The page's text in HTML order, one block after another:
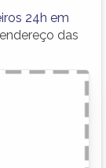
24h em
das